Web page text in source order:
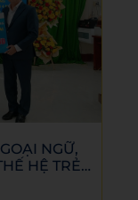
NGỮ,
HỆ TRẺ